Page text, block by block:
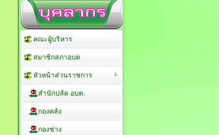
คณะผู้บริหาร
สมาชิกสภาอบต
หัวหน้าส่วนราชการ
สำนักปลัด อบต.
กองคลัง
กองช่าง